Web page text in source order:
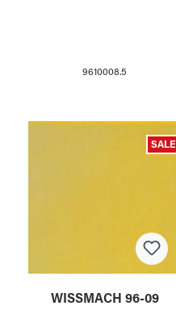
9610008.5
SALE
WISSMACH 96-09